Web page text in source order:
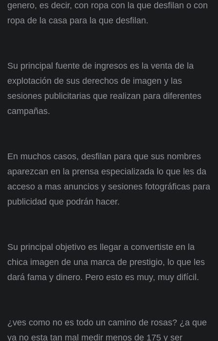
genero, es decir, con ropa con la que desfilan o con
ropa de la casa para la que desfilan.
Su principal fuente de ingresos es la venta de la
explotación de sus derechos de imagen y las
sesiones publicitarias que realizan para diferentes
campañas.
En muchos casos, desfilan para que sus nombres
aparezcan en la prensa especializada lo que les da
acceso a mas anuncios y sesiones fotográficas para
publicidad que podrán hacer.
Su principal objetivo es llegar a convertiste en la
chica imagen de una marca de prestigio, lo que les
dará fama y dinero. Pero esto es muy, muy difícil.
¿ves como no es todo un camino de rosas? ¿a que
ya no esta tan mal medir menos de 175 y ser